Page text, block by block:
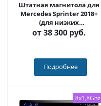
Штатная магнитола для
Mercedes Sprinter 2018+
(для низких
комплектаций) на Android
12, с кнопками (серые или
SF-1021+KP-KN(BN)
от38 300 руб.
Подробнее
8x1,8Ghz